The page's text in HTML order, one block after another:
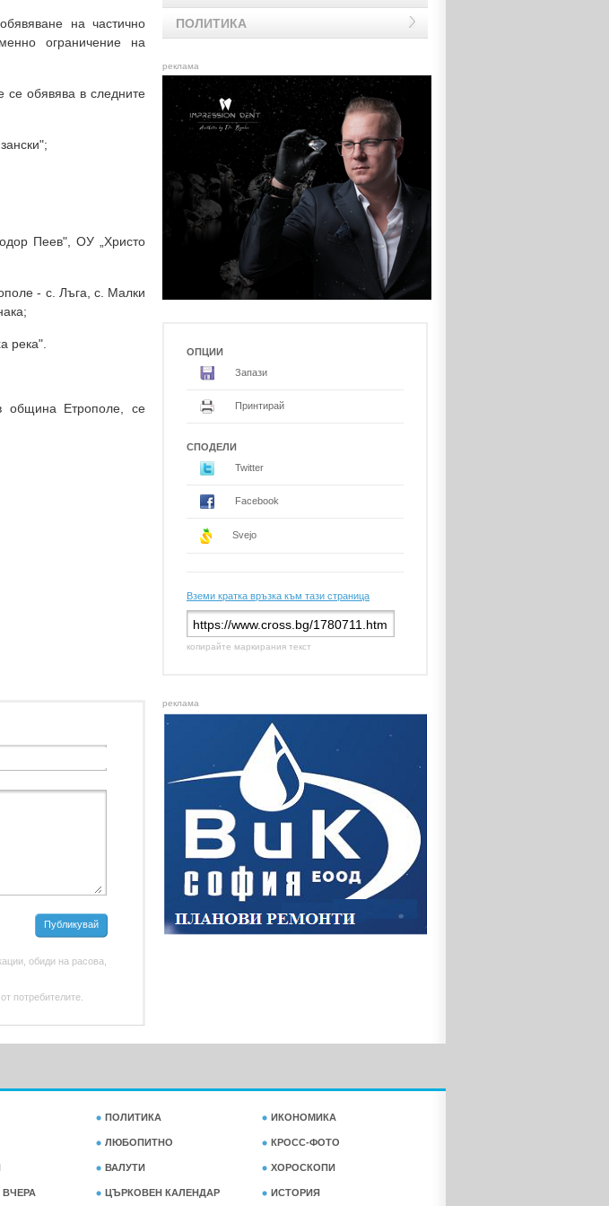
на частично
ограничение на
се обявява в следните
Пеев", ОУ „Христо
- с. Лъга, с. Малки
река".
община Етрополе, се
Публикувай
обиди на расова,
потребителите.
ПОЛИТИКА
реклама
ОПЦИИ
Запази
Принтирай
СПОДЕЛИ
Twitter
Facebook
Svejo
Вземи кратка връзка към тази страница
копирайте маркирания текст
реклама
ПОЛИТИКА ИКОНОМИКА
ЛЮБОПИТНО КРОСС-ФОТО
ВАЛУТИ ХОРОСКОПИ
ЦЪРКОВЕН КАЛЕНДАР ИСТОРИЯ